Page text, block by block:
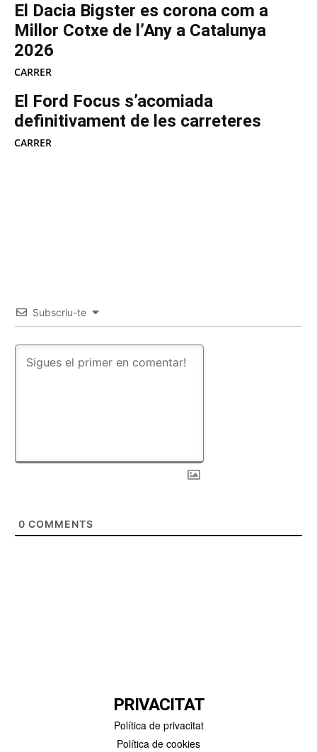
El Dacia Bigster es corona com a
Millor Cotxe de l’Any a Catalunya
2026
CARRER
El Ford Focus s’acomiada
definitivament de les carreteres
CARRER
Subscriu-te
0 COMMENTS
PRIVACITAT
Política de privacitat
Política de cookies